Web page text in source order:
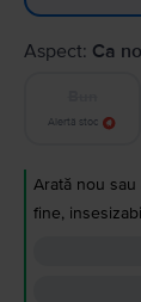
Aspect: Ca
Alertă stoc
Arată nou
fine,